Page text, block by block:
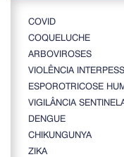
COVID
COQUELUCHE
ARBOVIROSES
VIOLÊNCIA
ESPOROTRICOSE
VIGILÂNCIA
DENGUE
CHIKUNGUNYA
ZIKA